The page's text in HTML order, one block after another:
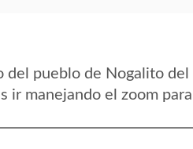
pueblo de Nogalito del
ir manejando el zoom para